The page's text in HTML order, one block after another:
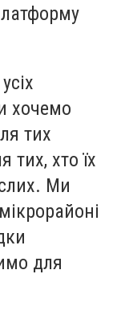
хочемо
тих
тих, хто їх
Ми
для